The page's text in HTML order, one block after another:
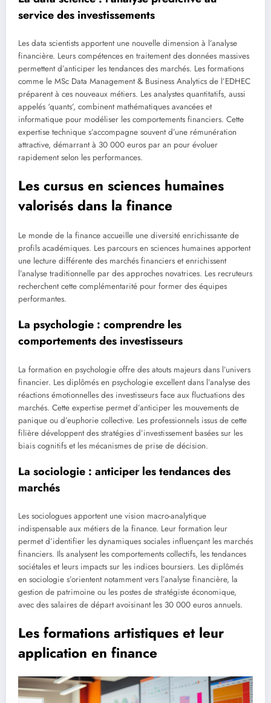
service des investissements
Les data scientists apportent une nouvelle dimension à l’analyse
financière. Leurs compétences en traitement des données massives
permettent d’anticiper les tendances des marchés. Les formations
comme le MSc Data Management & Business Analytics de l’EDHEC
préparent à ces nouveaux métiers. Les analystes quantitatifs, aussi
appelés ‘quants’, combinent mathématiques avancées et
informatique pour modéliser les comportements financiers. Cette
expertise technique s’accompagne souvent d’une rémunération
attractive, démarrant à 30 000 euros par an pour évoluer
rapidement selon les performances.
Les cursus en sciences humaines
valorisés dans la finance
Le monde de la finance accueille une diversité enrichissante de
profils académiques. Les parcours en sciences humaines apportent
une lecture différente des marchés financiers et enrichissent
l’analyse traditionnelle par des approches novatrices. Les recruteurs
recherchent cette complémentarité pour former des équipes
performantes.
La psychologie : comprendre les
comportements des investisseurs
La formation en psychologie offre des atouts majeurs dans l’univers
financier. Les diplômés en psychologie excellent dans l’analyse des
réactions émotionnelles des investisseurs face aux fluctuations des
marchés. Cette expertise permet d’anticiper les mouvements de
panique ou d’euphorie collective. Les professionnels issus de cette
filière développent des stratégies d’investissement basées sur les
biais cognitifs et les mécanismes de prise de décision.
La sociologie : anticiper les tendances des
marchés
Les sociologues apportent une vision macro-analytique
indispensable aux métiers de la finance. Leur formation leur
permet d’identifier les dynamiques sociales influençant les marchés
financiers. Ils analysent les comportements collectifs, les tendances
sociétales et leurs impacts sur les indices boursiers. Les diplômés
en sociologie s’orientent notamment vers l’analyse financière, la
gestion de patrimoine ou les postes de stratégiste économique,
avec des salaires de départ avoisinant les 30 000 euros annuels.
Les formations artistiques et leur
application en finance